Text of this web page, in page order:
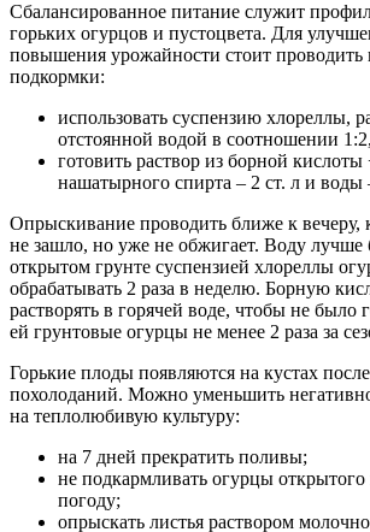
Сбалансированное питание служит
горьких огурцов и пустоцвета. Для
повышения урожайности стоит проводить
подкормки:
использовать суспензию хлореллы,
отстоянной водой в соотношении
готовить раствор из борной
нашатырного спирта – 2 ст. л и воды
Опрыскивание проводить ближе к вечеру,
не зашло, но уже не обжигает. Воду лучше
открытом грунте суспензией хлореллы
обрабатывать 2 раза в неделю. Борную
растворять в горячей воде, чтобы не было
ей грунтовые огурцы не менее 2 раза за
Горькие плоды появляются на кустах
похолоданий. Можно уменьшить
на теплолюбивую культуру:
на 7 дней прекратить поливы;
не подкармливать огурцы
погоду;
опрыскать листья раствором